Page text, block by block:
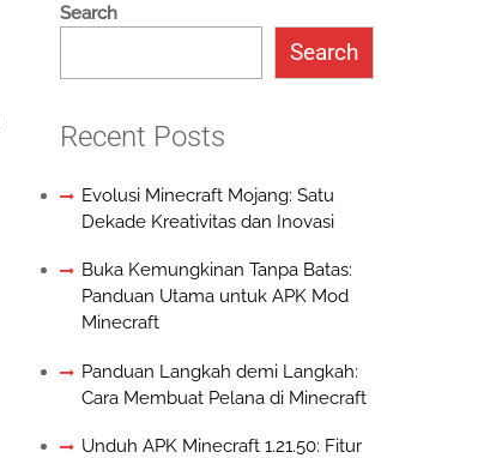
Search
Search
Recent Posts
Evolusi Minecraft Mojang: Satu
Dekade Kreativitas dan Inovasi
Buka Kemungkinan Tanpa Batas:
Panduan Utama untuk APK Mod
Minecraft
Panduan Langkah demi Langkah:
Cara Membuat Pelana di Minecraft
Unduh APK Minecraft 1.21.50: Fitur